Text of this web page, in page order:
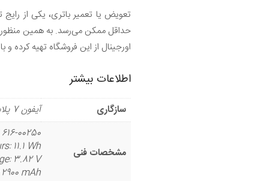
تعویض یا تعمیر باتری، یکی از رایج
حداقل ممکن می‌رسد. به همین منظور
اورجینال از این فروشگاه تهیه کرده و
اطلاعات بیشتر
سازگاری آیفون 7 پلاس
مشخصات فنی
00250
11.1 Wh
3.82 V
mAh